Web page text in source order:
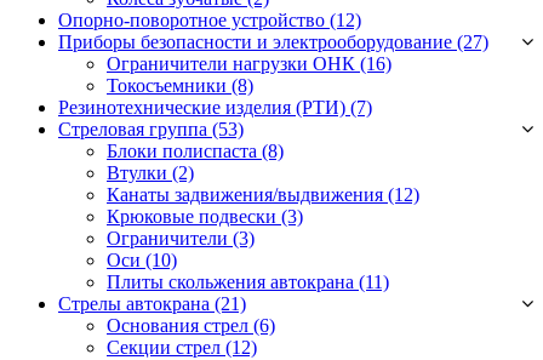
Опорно-поворотное устройство (12)
Приборы безопасности и электрооборудование (27)
Ограничители нагрузки ОНК (16)
Токосъемники (8)
Резинотехнические изделия (РТИ) (7)
Стреловая группа (53)
Блоки полиспаста (8)
Втулки (2)
Канаты задвижения/выдвижения (12)
Крюковые подвески (3)
Ограничители (3)
Оси (10)
Плиты скольжения автокрана (11)
Стрелы автокрана (21)
Основания стрел (6)
Секции стрел (12)